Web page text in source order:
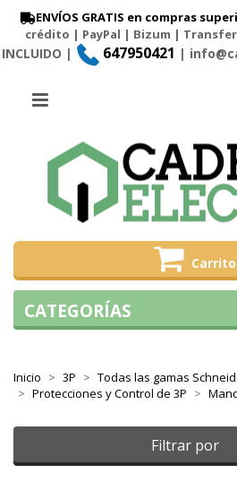
ENVÍOS GRATIS en compras
crédito | PayPal | Bizum |
INCLUIDO |
647950421 |
Carrito
Menú
Inicio 3P
Todas las gamas
Protecciones y Control de 3P
Filtrar por
CATEGORÍAS